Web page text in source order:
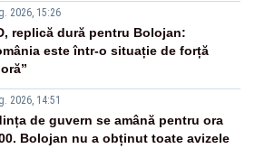
2026, 15:26
replică dură pentru Bolojan:
este într-o situație de forță
2026, 14:51
de guvern se amână pentru ora
Bolojan nu a obținut toate avizele